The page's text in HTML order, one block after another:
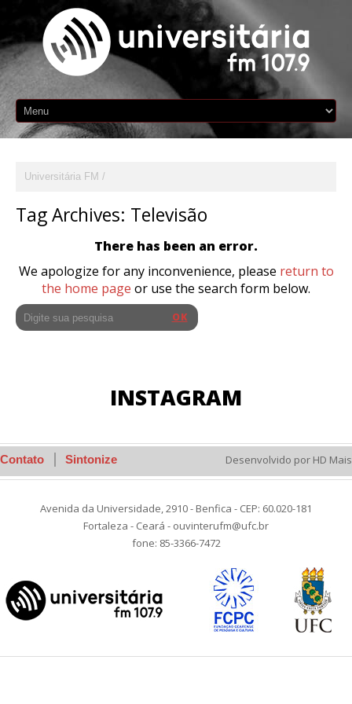
Universitária FM
Tag Archives: Televisão
There has been an error.
We apologize for any inconvenience, please return to
the home page or use the search form below.
INSTAGRAM
Contato Sintonize Desenvolvido por HD Mais
Avenida da Universidade, 2910 - Benfica - CEP: 60.020-181
Fortaleza - Ceará - ouvinterufm@ufc.br
fone: 85-3366-7472